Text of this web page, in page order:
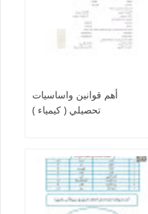
أهم قوانين واساسيات
تحصيلي ( كيمياء )